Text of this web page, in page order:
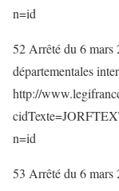
n=id
52 Arrêté du 6 mars
départementales
http://
n=id
53 Arrêté du 6 mars